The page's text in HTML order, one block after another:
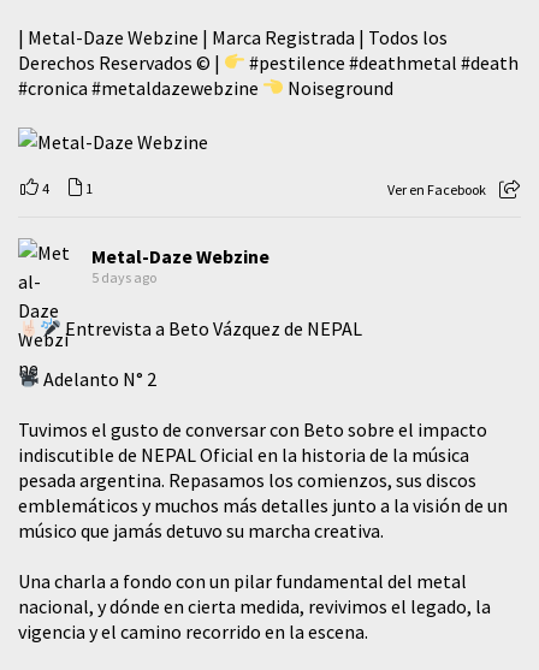
| Metal-Daze Webzine | Marca Registrada | Todos los
Derechos Reservados © |
#pestilence #deathmetal #death
#cronica #metaldazewebzine Noiseground
4 1 Ver en Facebook
Metal-Daze Webzine
5 days ago
Entrevista a Beto Vázquez de NEPAL
Adelanto N° 2
Tuvimos el gusto de conversar con Beto sobre el impacto
indiscutible de NEPAL Oficial en la historia de la música
pesada argentina. Repasamos los comienzos, sus discos
emblemáticos y muchos más detalles junto a la visión de un
músico que jamás detuvo su marcha creativa.
​Una charla a fondo con un pilar fundamental del metal
nacional, y dónde en cierta medida, revivimos el legado, la
vigencia y el camino recorrido en la escena.